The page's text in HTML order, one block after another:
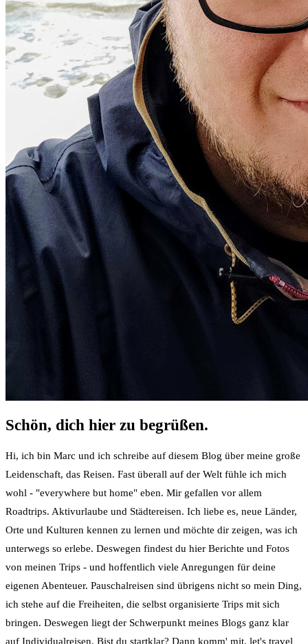
Schön, dich hier zu begrüßen.
Hi, ich bin Marc und ich schreibe auf diesem Blog über meine große
Leidenschaft, das Reisen. Fast überall auf der Welt fühle ich mich
wohl - "everywhere but home" eben. Mir gefallen vor allem
Roadtrips. Aktivurlaube und Städtereisen. Ich liebe es, neue Länder,
Orte und Kulturen kennen zu lernen und möchte dir zeigen, was ich
unterwegs so erlebe. Deswegen findest du hier Berichte und Fotos
von meinen Trips - und hoffentlich viele Anregungen für deine
eigenen Abenteuer. Pauschalreisen sind übrigens nicht so mein Ding,
ich stehe auf die Freiheiten, die selbst organisierte Trips mit sich
bringen. Deswegen liegt der Schwerpunkt meines Blogs ganz klar
auf Individualreisen. Bist du startklar? Dann komm' mit, let's travel